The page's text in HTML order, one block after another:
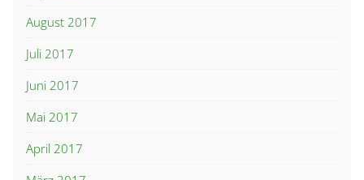
August 2017
Juli 2017
Juni 2017
Mai 2017
April 2017